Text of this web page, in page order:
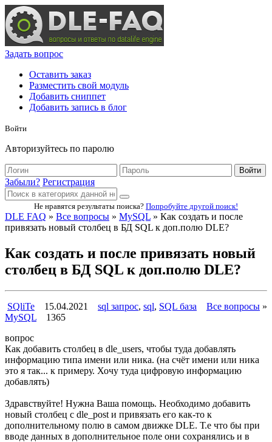
Задать вопрос
Оставить заказ
Разместить свой модуль
Добавить сниппет
Добавить запись в блог
Войти
Авторизуйтесь по паролю
Войти
Забыли? Регистрация
Не нравятся результаты поиска? Попробуйте другой поиск!
DLE FAQ » Все вопросы » MySQL » Как создать и после
привязать новый столбец в БД SQL к доп.полю DLE?
Как создать и после привязать новый
столбец в БД SQL к доп.полю DLE?
SQliTe 15.04.2021 sql запрос, sql, SQL база Все вопросы »
MySQL
1365
вопрос
Как добавить столбец в dle_users, чтобы туда добавлять
информацию типа имени или ника. (на счёт имени или ника
это я так... к примеру. Хочу туда цифровую информацию
добавлять)
Здравствуйте! Нужна Ваша помощь. Необходимо добавить
новый столбец с dle_post и привязать его как-то к
дополнительному полю в самом движке DLE. Т.е что бы при
вводе данных в дополнительное поле они сохранялись и в